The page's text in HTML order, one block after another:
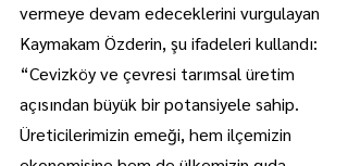
vermeye devam edeceklerini vurgulayan
Kaymakam Özderin, şu ifadeleri kullandı:
“Cevizköy ve çevresi tarımsal üretim
açısından büyük bir potansiyele sahip.
Üreticilerimizin emeği, hem ilçemizin